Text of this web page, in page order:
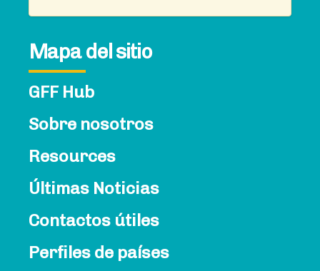
Mapa del sitio
GFF Hub
Sobre nosotros
Resources
Últimas Noticias
Contactos útiles
Perfiles de países